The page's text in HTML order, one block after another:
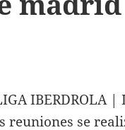
IBERDROLA |
se